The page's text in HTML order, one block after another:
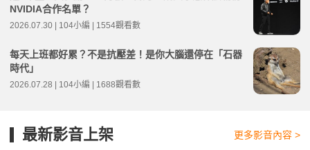
NVIDIA合作名單？
2026.07.30 | 104小編 | 1554觀看數
每天上班都好累？不是抗壓差！是你大腦還停在「石器
時代」
2026.07.28 | 104小編 | 1688觀看數
最新影音上架 更多影音內容 >